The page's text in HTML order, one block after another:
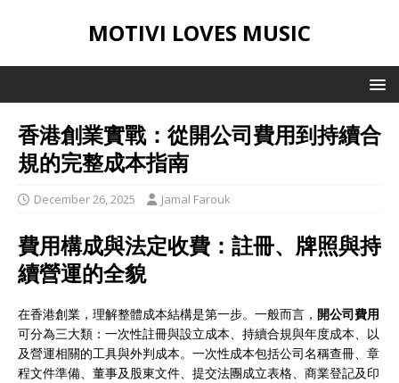
MOTIVI LOVES MUSIC
香港創業實戰：從開公司費用到持續合
規的完整成本指南
December 26, 2025 Jamal Farouk
費用構成與法定收費：註冊、牌照與持
續營運的全貌
在香港創業，理解整體成本結構是第一步。一般而言， 開公司費用
可分為三大類：一次性註冊與設立成本、持續合規與年度成本、以
及營運相關的工具與外判成本。一次性成本包括公司名稱查冊、章
程文件準備、董事及股東文件、提交法團成立表格、商業登記及印